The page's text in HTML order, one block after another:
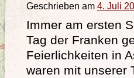
Geschrieben am 4. Juli
Immer am ersten
Tag der Franken
Feierlichkeiten in
waren mit unserer